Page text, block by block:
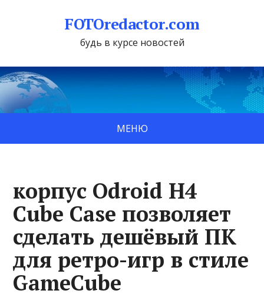
FOTOredactor.com
будь в курсе новостей
МЕНЮ
корпус Odroid H4
Cube Case позволяет
сделать дешёвый ПК
для ретро-игр в стиле
GameCube